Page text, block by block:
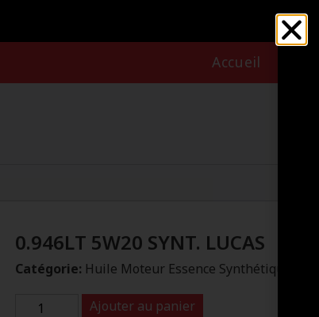
Accueil
0.946LT 5W20 SYNT. LUCAS
Catégorie: Huile Moteur Essence Synthétique
Ajouter au panier